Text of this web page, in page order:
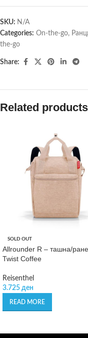
SKU: N/A
Categories: On-the-go,
the-go
Share:
Related products
SOLD OUT
Allrounder R – ташна/
Twist Coffee
Reisenthel
3.725 ден
READ MORE